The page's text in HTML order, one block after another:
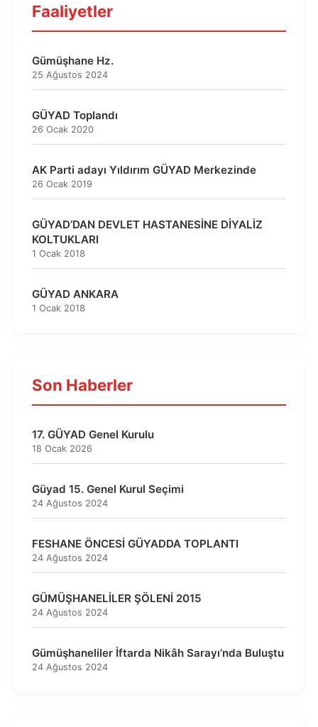
Faaliyetler
Gümüşhane Hz.
25 Ağustos 2024
GÜYAD Toplandı
26 Ocak 2020
AK Parti adayı Yıldırım GÜYAD Merkezinde
26 Ocak 2019
GÜYAD’DAN DEVLET HASTANESİNE DİYALİZ
KOLTUKLARI
1 Ocak 2018
GÜYAD ANKARA
1 Ocak 2018
Son Haberler
17. GÜYAD Genel Kurulu
18 Ocak 2026
Güyad 15. Genel Kurul Seçimi
24 Ağustos 2024
FESHANE ÖNCESİ GÜYADDA TOPLANTI
24 Ağustos 2024
GÜMÜŞHANELİLER ŞÖLENİ 2015
24 Ağustos 2024
Gümüşhaneliler İftarda Nikâh Sarayı’nda Buluştu
24 Ağustos 2024